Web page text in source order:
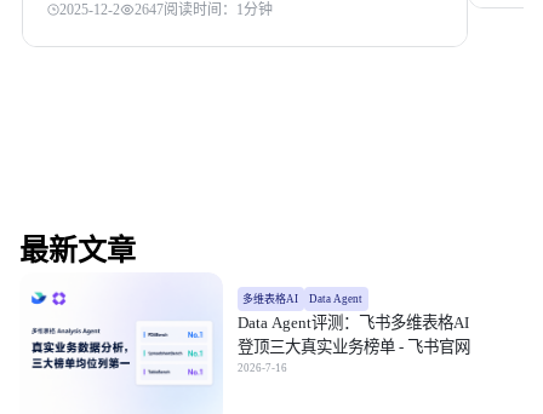
通数据孤岛，以 AI 驱动智能流程，并借助「应用模式」将复
2025-12-2 2647阅读时间：1分钟
最新文章
多维表格AI Data Agent
Data Agent评测：飞书多维表格AI
登顶三大真实业务榜单 - 飞书官网
2026-7-16